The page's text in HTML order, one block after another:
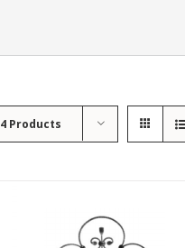
Products